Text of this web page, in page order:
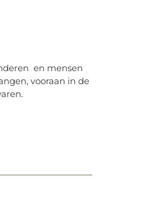
en mensen
vooraan in de